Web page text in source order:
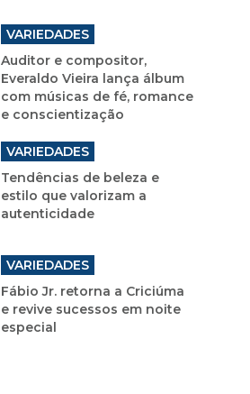
VARIEDADES
Auditor e compositor,
Everaldo Vieira lança álbum
com músicas de fé, romance
e conscientização
VARIEDADES
Tendências de beleza e
estilo que valorizam a
autenticidade
VARIEDADES
Fábio Jr. retorna a Criciúma
e revive sucessos em noite
especial